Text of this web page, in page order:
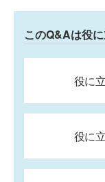
このQ&Aは役
役に
役に